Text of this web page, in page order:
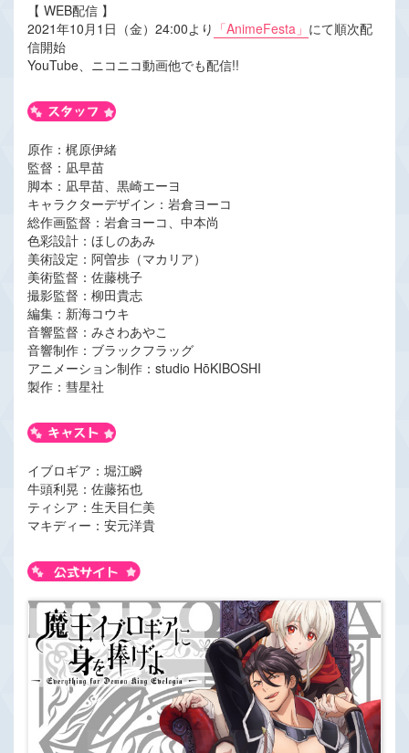
【 WEB配信 】
2021年10月1日（金）24:00より 「AnimeFesta」 にて順次配
信開始
YouTube、ニコニコ動画他でも配信!!
原作：梶原伊緒
監督：凪早苗
脚本：凪早苗、黒崎エーヨ
キャラクターデザイン：岩倉ヨーコ
総作画監督：岩倉ヨーコ、中本尚
色彩設計：ほしのあみ
美術設定：阿曽歩（マカリア）
美術監督：佐藤桃子
撮影監督：柳田貴志
編集：新海コウキ
音響監督：みさわあやこ
音響制作：ブラックフラッグ
アニメーション制作：studio HōKIBOSHI
製作：彗星社
イブロギア：堀江瞬
牛頭利晃：佐藤拓也
ティシア：生天目仁美
マキディー：安元洋貴